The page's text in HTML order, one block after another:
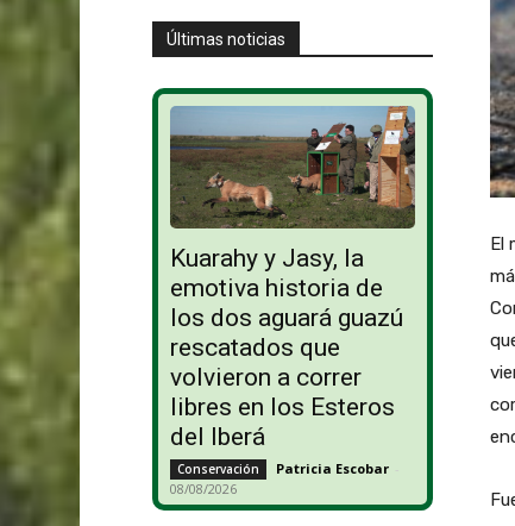
Últimas noticias
Kuarahy y Jasy, la
emotiva historia de
los dos aguará guazú
rescatados que
volvieron a correr
libres en los Esteros
del Iberá
Conservación Patricia Escobar -
08/08/2026
El